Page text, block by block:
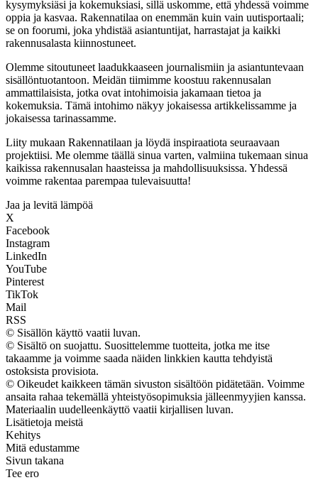
kysymyksiäsi ja kokemuksiasi, sillä uskomme, että yhdessä voimme
oppia ja kasvaa. Rakennatilaa on enemmän kuin vain uutisportaali;
se on foorumi, joka yhdistää asiantuntijat, harrastajat ja kaikki
rakennusalasta kiinnostuneet.
Olemme sitoutuneet laadukkaaseen journalismiin ja asiantuntevaan
sisällöntuotantoon. Meidän tiimimme koostuu rakennusalan
ammattilaisista, jotka ovat intohimoisia jakamaan tietoa ja
kokemuksia. Tämä intohimo näkyy jokaisessa artikkelissamme ja
jokaisessa tarinassamme.
Liity mukaan Rakennatilaan ja löydä inspiraatiota seuraavaan
projektiisi. Me olemme täällä sinua varten, valmiina tukemaan sinua
kaikissa rakennusalan haasteissa ja mahdollisuuksissa. Yhdessä
voimme rakentaa parempaa tulevaisuutta!
Jaa ja levitä lämpöä
X
Facebook
Instagram
LinkedIn
YouTube
Pinterest
TikTok
Mail
RSS
© Sisällön käyttö vaatii luvan.
© Sisältö on suojattu. Suosittelemme tuotteita, jotka me itse
takaamme ja voimme saada näiden linkkien kautta tehdyistä
ostoksista provisiota.
© Oikeudet kaikkeen tämän sivuston sisältöön pidätetään. Voimme
ansaita rahaa tekemällä yhteistyösopimuksia jälleenmyyjien kanssa.
Materiaalin uudelleenkäyttö vaatii kirjallisen luvan.
Lisätietoja meistä
Kehitys
Mitä edustamme
Sivun takana
Tee ero